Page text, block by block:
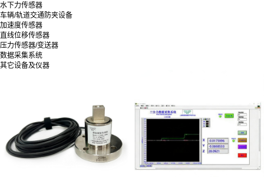
水下力传感器
车辆/轨道交通防夹设备
加速度传感器
直线位移传感器
压力传感器/变送器
数据采集系统
其它设备及仪器